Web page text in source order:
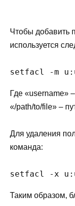
Чтобы добавить
используется
setfacl -m
Где «username»
«/path/to/file» –
Для удаления
команда:
setfacl -x
Таким образом,